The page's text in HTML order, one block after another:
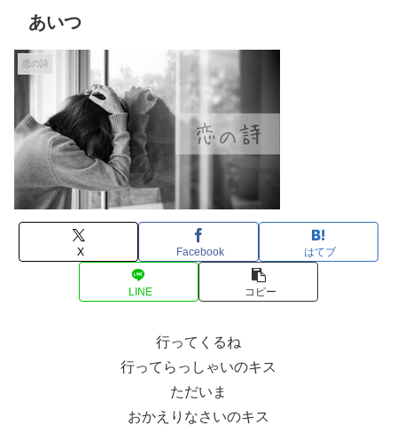
あいつ
恋の詩
X Facebook はてブ
LINE コピー
行ってくるね
行ってらっしゃいのキス
ただいま
おかえりなさいのキス